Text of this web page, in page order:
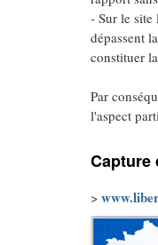
- Sur le site
dépassent
constituer
Par
l'aspect
Capture
>